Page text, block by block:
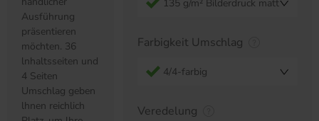
Ausführung
präsentieren
möchten. 36
lnhaltsseiten und
4 Seiten
Umschlag geben
lhnen reichlich
135 g/m² Bilderdruck matt
Farbigkeit Umschlag
4/4-farbig
Veredelung